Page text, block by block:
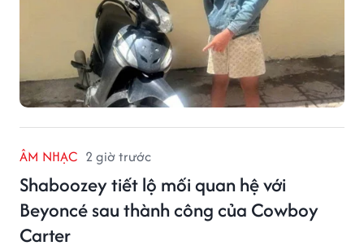
ÂM NHẠC 2 giờ trước
Shaboozey tiết lộ mối quan hệ với
Beyoncé sau thành công của Cowboy
Carter